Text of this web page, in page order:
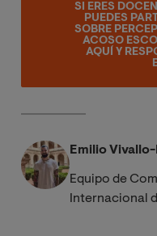
SI ERES
PUEDES
SOBRE
ACOSO
AQUÍ Y
Emilio
Equipo de
Internacional